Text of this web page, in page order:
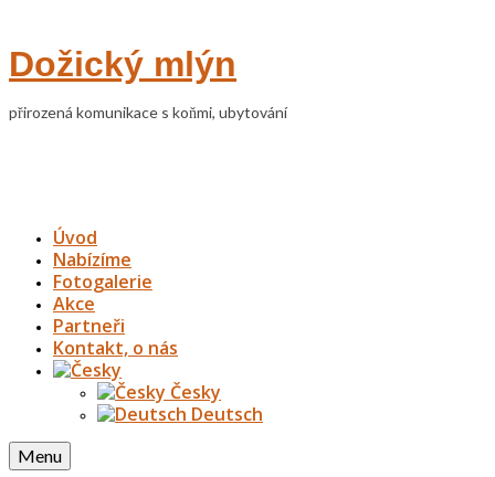
Dožický mlýn
přirozená komunikace s koňmi, ubytování
Úvod
Nabízíme
Fotogalerie
Akce
Partneři
Kontakt, o nás
Česky
Deutsch
Menu